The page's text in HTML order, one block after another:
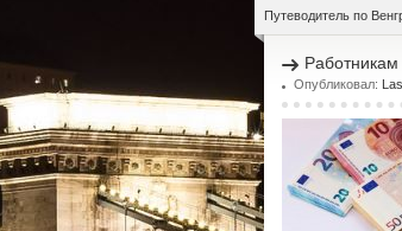
Путеводитель по
Опубликовал: